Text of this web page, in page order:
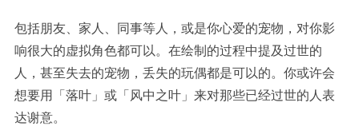
包括朋友、家人、同事等人，或是你心爱的宠物，对你影
响很大的虚拟角色都可以。在绘制的过程中提及过世的
人，甚至失去的宠物，丢失的玩偶都是可以的。 你或许会
想要用「落叶」或「风中之叶」来对那些已经过世的人表
达谢意。